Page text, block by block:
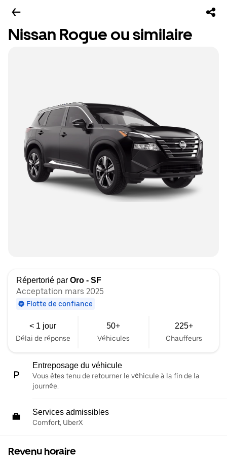
Nissan Rogue ou similaire
Répertorié par Oro - SF
Acceptation mars 2025
Flotte de confiance
< 1 jour
Délai de réponse
50+
Véhicules
225+
Chauffeurs
Entreposage du véhicule
Vous êtes tenu de retourner le véhicule à la fin de la
journée.
Services admissibles
Comfort, UberX
Revenu horaire